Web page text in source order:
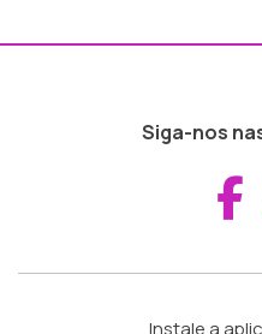
Siga-nos
Instale a